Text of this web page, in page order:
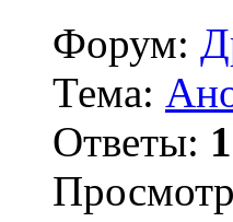
Форум:
Тема:
Ответы: